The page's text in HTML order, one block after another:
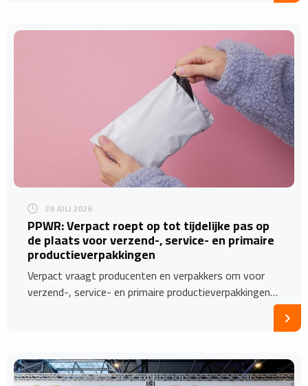
29 JULI 2026
PPWR: Verpact roept op tot tijdelijke pas op
de plaats voor verzend-, service- en primaire
productieverpakkingen
Verpact vraagt producenten en verpakkers om voor
verzend-, service- en primaire productieverpakkingen…